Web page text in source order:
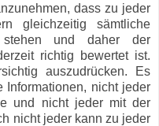
dass zu jeder
gleichzeitig sämtliche
stehen und daher der
richtig bewertet ist.
auszudrücken. Es
Informationen, nicht jeder
und nicht jeder mit der
nicht jeder kann zu jeder